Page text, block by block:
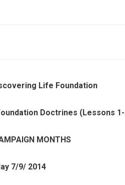
Life Foundation
Doctrines (Lessons
MONTHS
7/9/ 2014